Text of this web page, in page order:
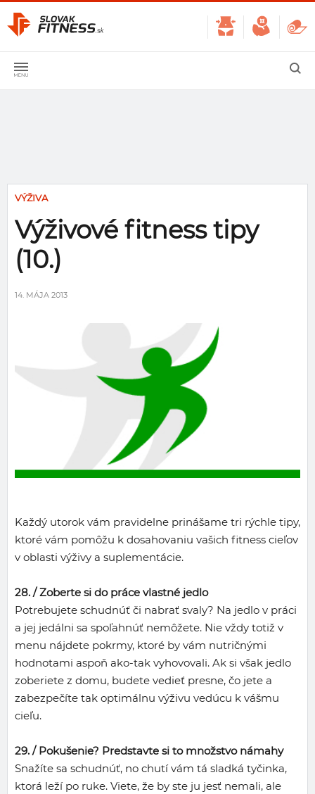
VÝŽIVA
Výživové fitness tipy
(10.)
14. MÁJA 2013
Každý utorok vám pravidelne prinášame tri rýchle tipy,
ktoré vám pomôžu k dosahovaniu vašich fitness cieľov
v oblasti výživy a suplementácie.
28. /Zoberte si do práce vlastné jedlo
Potrebujete schudnúť či nabrať svaly? Na jedlo v práci
a jej jedálni sa spoľahnúť nemôžete. Nie vždy totiž v
menu nájdete pokrmy, ktoré by vám nutričnými
hodnotami aspoň ako-tak vyhovovali. Ak si však jedlo
zoberiete z domu, budete vedieť presne, čo jete a
zabezpečíte tak optimálnu výživu vedúcu k vášmu
cieľu.
29. / Pokušenie? Predstavte si to množstvo námahy
Snažíte sa schudnúť, no chutí vám tá sladká tyčinka,
ktorá leží po ruke. Viete, že by ste ju jesť nemali, ale